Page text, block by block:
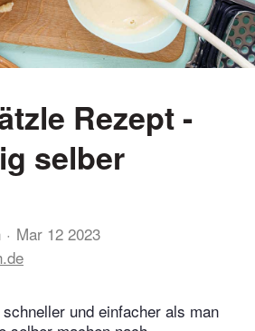
Rezept -
selber
Mar 12 2023
und einfacher als man